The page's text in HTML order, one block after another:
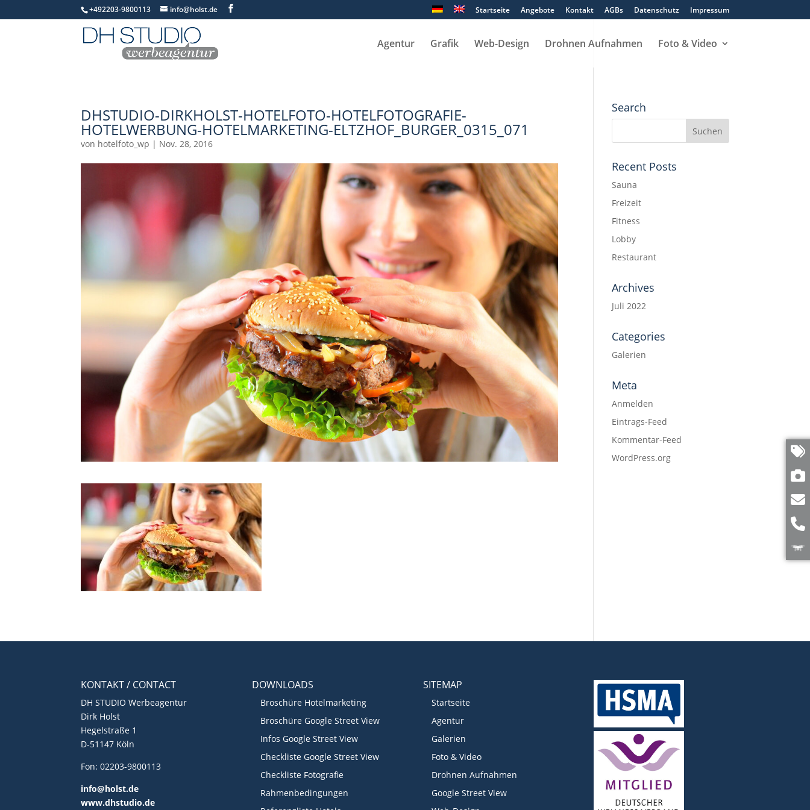
+492203-9800113 info@holst.de Startseite Angebote Kontakt AGBs Datenschutz Impressum
Agentur Grafik Web-Design Drohnen Aufnahmen Foto & Video
DHSTUDIO-DIRKHOLST-HOTELFOTO-HOTELFOTOGRAFIE-
HOTELWERBUNG-HOTELMARKETING-ELTZHOF_BURGER_0315_071
von hotelfoto_wp | Nov. 28, 2016
Search
Recent Posts
Sauna
Freizeit
Fitness
Lobby
Restaurant
Archives
Juli 2022
Categories
Galerien
Meta
Anmelden
Eintrags-Feed
Kommentar-Feed
WordPress.org
KONTAKT / CONTACT
DH STUDIO Werbeagentur
Dirk Holst
Hegelstraße 1
D-51147 Köln
Fon: 02203-9800113
info@holst.de
www.dhstudio.de
DOWNLOADS
Broschüre Hotelmarketing
Broschüre Google Street View
Infos Google Street View
Checkliste Google Street View
Checkliste Fotografie
Rahmenbedingungen
SITEMAP
Startseite
Agentur
Galerien
Foto & Video
Drohnen Aufnahmen
Google Street View